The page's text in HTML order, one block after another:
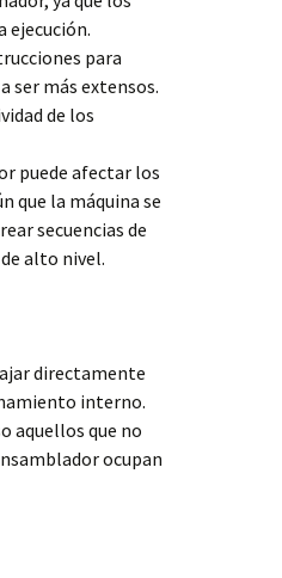
ejecución.
para
ser más extensos.
de los
puede afectar los
que la máquina se
secuencias de
alto nivel.
directamente
interno.
aquellos que no
ocupan